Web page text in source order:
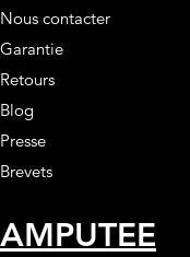
Nous contacter
Garantie
Retours
Blog
Presse
Brevets
AMPUTEE